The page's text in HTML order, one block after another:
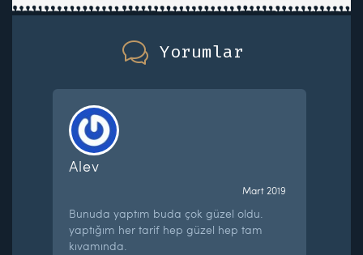
Yorumlar
Alev
Mart 2019
Bunuda yaptım buda çok güzel oldu.
yaptığım her tarif hep güzel hep tam
kıvamında.